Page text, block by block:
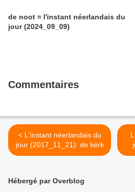
de noot = l'instant néerlandais du
jour (2024_09_09)
Commentaires
< L'instant néerlandais du
jour (2017_11_21): de kerk
Hébergé par Overblog